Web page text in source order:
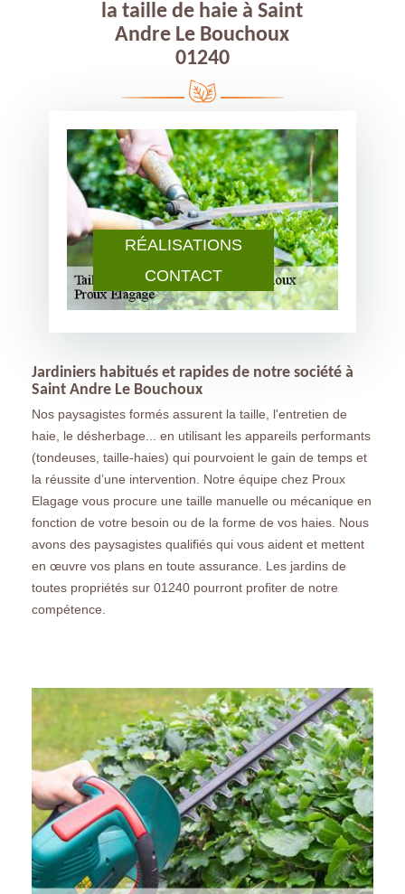
RÉALISATIONS
CONTACT
la taille de haie à Saint
Andre Le Bouchoux
01240
Jardiniers habitués et rapides de notre société à
Saint Andre Le Bouchoux
Nos paysagistes formés assurent la taille, l'entretien de
haie, le désherbage... en utilisant les appareils performants
(tondeuses, taille-haies) qui pourvoient le gain de temps et
la réussite d’une intervention. Notre équipe chez Proux
Elagage vous procure une taille manuelle ou mécanique en
fonction de votre besoin ou de la forme de vos haies. Nous
avons des paysagistes qualifiés qui vous aident et mettent
en œuvre vos plans en toute assurance. Les jardins de
toutes propriétés sur 01240 pourront profiter de notre
compétence.